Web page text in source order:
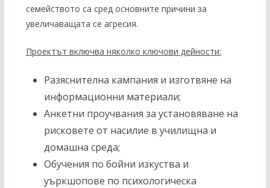
семейството са сред основните причини за
увеличаващата се агресия.
Проектът включва няколко ключови дейности:
Разяснителна кампания и изготвяне на
информационни материали;
Анкетни проучвания за установяване на
рисковете от насилие в училищна и
домашна среда;
Обучения по бойни изкуства и
уъркшопове по психологическа